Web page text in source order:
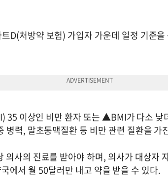
D(처방약 보험) 가입자 가운데 일정 기준
이상인 비만 환자 또는 ▲BMI가 다소 낮
병력, 말초동맥질환 등 비만 관련 질환을 가
의사의 진료를 받아야 하며, 의사가 대상자
서 월 50달러만 내고 약을 받을 수 있다.